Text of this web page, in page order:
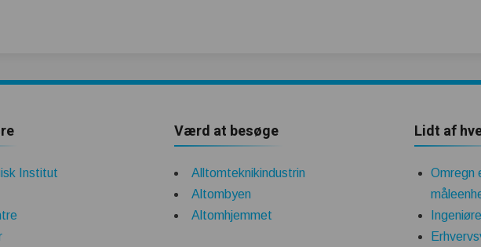
Institut
Værd at besøge
Alltomteknikindustrin
Altombyen
Altomhjemmet
Lidt af
Omregn